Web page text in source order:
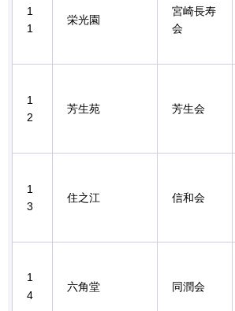
1
1
栄光園
宮崎長寿
会
1
2
芳生苑 芳生会
1
3
住之江 信和会
1
4
六角堂 同潤会